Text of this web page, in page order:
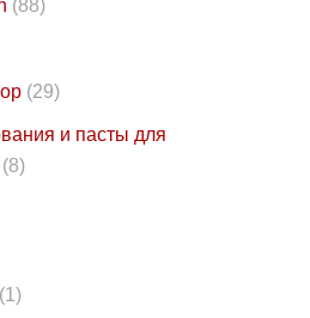
(88)
(29)
и пасты для
(8)
(1)